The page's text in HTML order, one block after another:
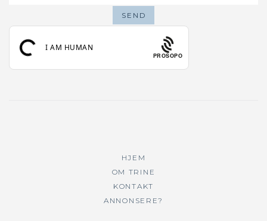
PROSOPO
HJEM
OM TRINE
KONTAKT
ANNONSERE?